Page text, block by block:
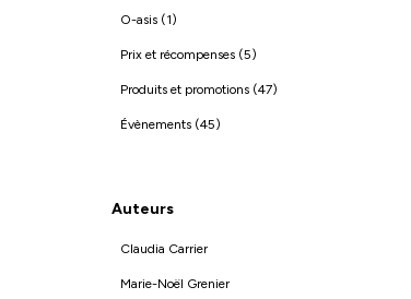
O-asis (1)
Prix et récompenses (5)
Produits et promotions (47)
Évènements (45)
Auteurs
Claudia Carrier
Marie-Noël Grenier